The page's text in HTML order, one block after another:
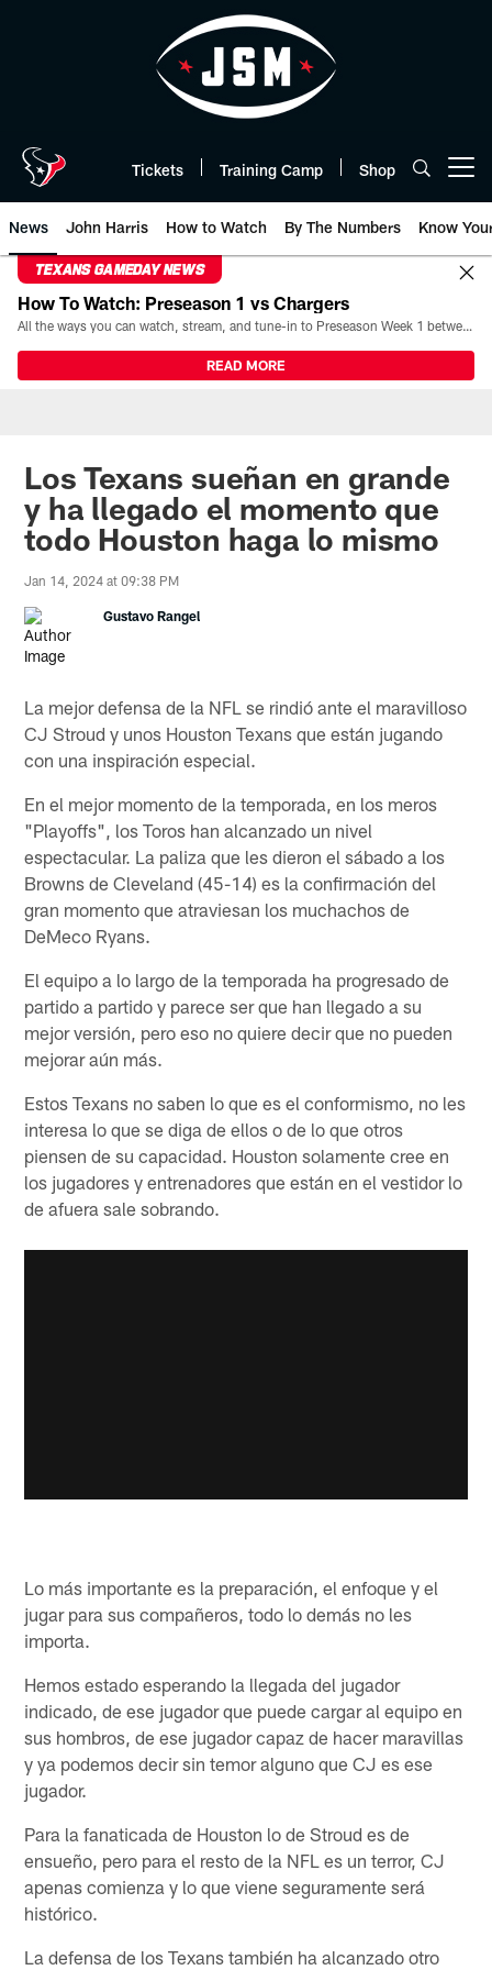
Tickets Training Camp Shop
News John Harris How to Watch By The Numbers Know
TEXANS GAMEDAY NEWS
How To Watch: Preseason 1 vs Chargers
All the ways you can watch, stream, and tune-in to Preseason Week 1 between the Texans and the Los Angeles Chargers at Reliant Stadium on August 13.
READ MORE
Los Texans sueñan en grande
y ha llegado el momento que
todo Houston haga lo mismo
Jan 14, 2024 at 09:38 PM
Gustavo Rangel
La mejor defensa de la NFL se rindió ante el maravilloso
CJ Stroud y unos Houston Texans que están jugando
con una inspiración especial.
En el mejor momento de la temporada, en los meros
"Playoffs", los Toros han alcanzado un nivel
espectacular. La paliza que les dieron el sábado a los
Browns de Cleveland (45-14) es la confirmación del
gran momento que atraviesan los muchachos de
DeMeco Ryans.
El equipo a lo largo de la temporada ha progresado de
partido a partido y parece ser que han llegado a su
mejor versión, pero eso no quiere decir que no pueden
mejorar aún más.
Estos Texans no saben lo que es el conformismo, no les
interesa lo que se diga de ellos o de lo que otros
piensen de su capacidad. Houston solamente cree en
los jugadores y entrenadores que están en el vestidor lo
de afuera sale sobrando.
Lo más importante es la preparación, el enfoque y el
jugar para sus compañeros, todo lo demás no les
importa.
Hemos estado esperando la llegada del jugador
indicado, de ese jugador que puede cargar al equipo en
sus hombros, de ese jugador capaz de hacer maravillas
y ya podemos decir sin temor alguno que CJ es ese
jugador.
Para la fanaticada de Houston lo de Stroud es de
ensueño, pero para el resto de la NFL es un terror, CJ
apenas comienza y lo que viene seguramente será
histórico.
La defensa de los Texans también ha alcanzado otro